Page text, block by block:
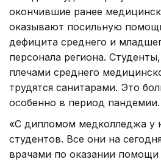
окончившие ранее
оказывают посильную
дефицита среднего и
персонала региона.
плечами среднего
трудятся санитарами. Это
особенно в период пандемии.
«С дипломом медколледжа у
студентов. Все они на
врачами по оказании